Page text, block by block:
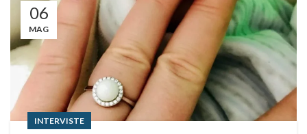
06
MAG
INTERVISTE